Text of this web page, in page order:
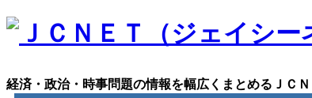
経済・政治・時事問題の情報を幅広くまとめるＪＣＮ